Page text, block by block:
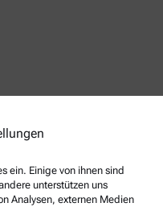
ein. Einige von ihnen sind
unterstützen uns
Analysen, externen Medien